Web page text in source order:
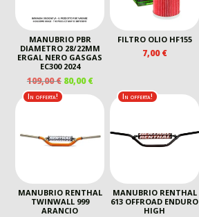
MANUBRIO PBR
DIAMETRO 28/22MM
ERGAL NERO GASGAS
EC300 2024
109,00€ IL
PREZZO
ORIGINALE
80,00€IL
PREZZO
ATTUALE
80,00 €.
FILTRO OLIO HF155
7,00€
In offerta!
MANUBRIO RENTHAL
TWINWALL 999
ARANCIO
In offerta!
MANUBRIO RENTHAL
613 OFFROAD ENDURO
HIGH